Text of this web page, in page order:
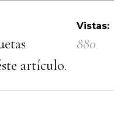
artículo.
Vistas:
880